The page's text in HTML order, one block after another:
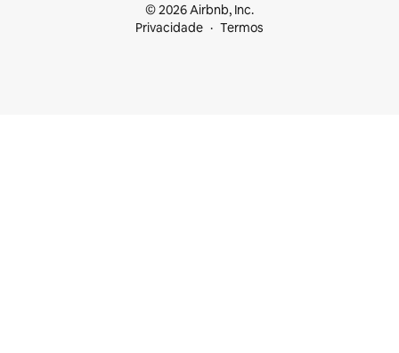
© 2026 Airbnb, Inc.
Privacidade
Termos